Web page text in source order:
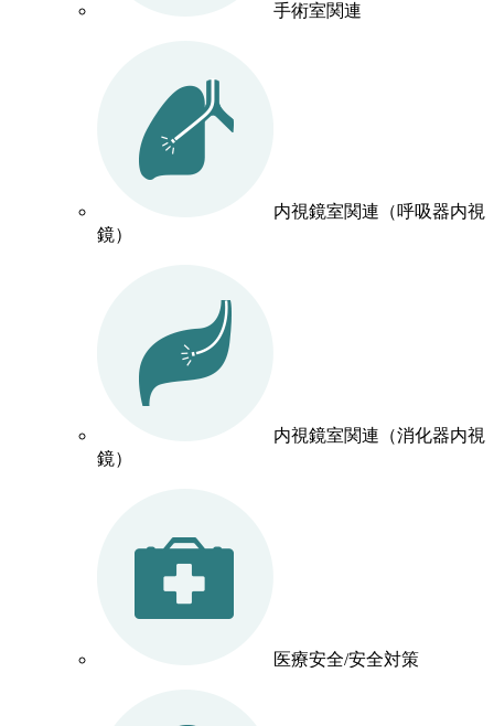
手術室関連
内視鏡室関連（呼吸器内視
鏡）
内視鏡室関連（消化器内視
鏡）
医療安全/安全対策